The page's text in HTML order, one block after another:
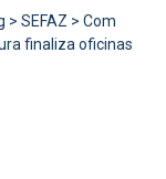
> SEFAZ > Com
finaliza oficinas